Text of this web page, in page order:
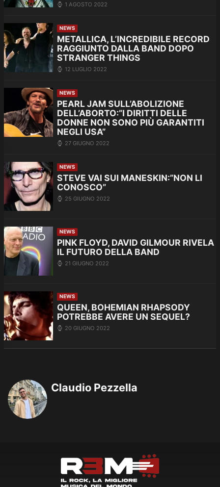
1 AGOSTO 2022
NEWS
METALLICA, L’INCREDIBILE RECORD
RAGGIUNTO DALLA BAND DOPO
STRANGER THINGS
12 LUGLIO 2022
NEWS
PEARL JAM SULL’ABOLIZIONE
DELL’ABORTO:”I DIRITTI DELLE
DONNE NON SONO PIÙ GARANTITI
NEGLI USA”
27 GIUGNO 2022
NEWS
STEVE VAI SUI MANESKIN:”NON LI
CONOSCO”
25 GIUGNO 2022
NEWS
PINK FLOYD, DAVID GILMOUR RIVELA
IL FUTURO DELLA BAND
21 GIUGNO 2022
NEWS
QUEEN, BOHEMIAN RHAPSODY
POTREBBE AVERE UN SEQUEL?
20 GIUGNO 2022
Claudio Pezzella